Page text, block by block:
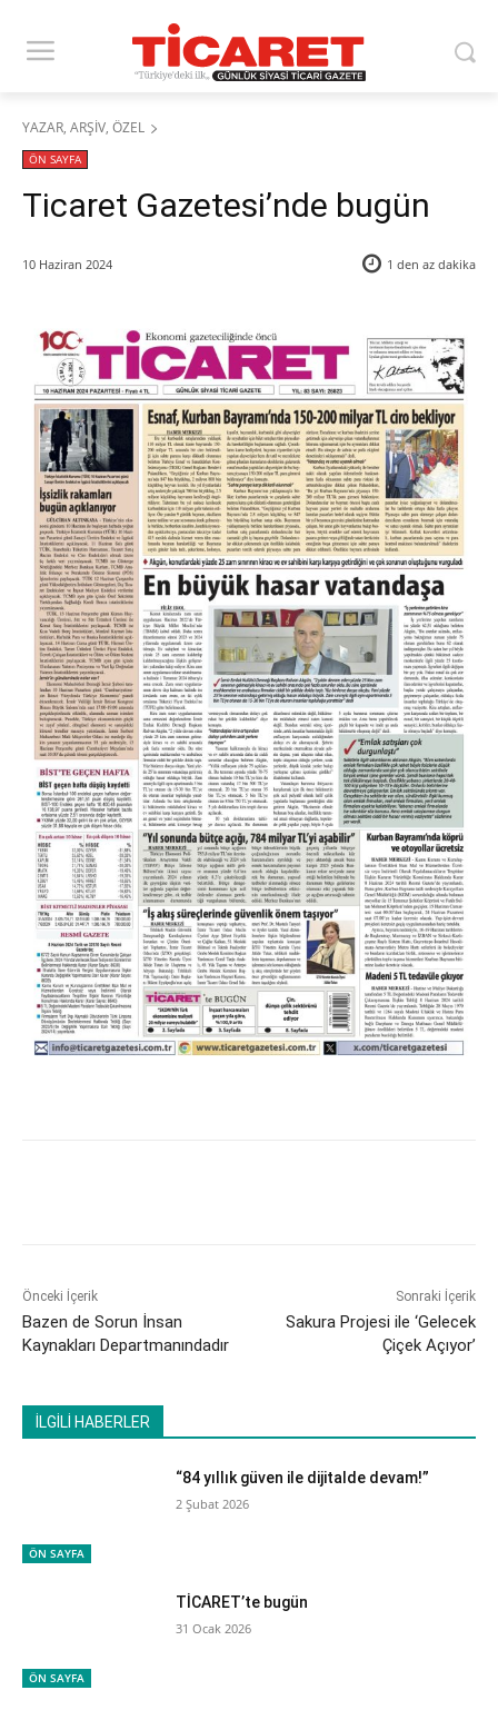
YAZAR, ARŞİV, ÖZEL
ÖN SAYFA
Ticaret Gazetesi’nde bugün
10 Haziran 2024 1 den az dakika
Önceki İçerik
Bazen de Sorun İnsan
Kaynakları Departmanındadır
Sonraki İçerik
Sakura Projesi ile ‘Gelecek
Çiçek Açıyor’
İLGİLİ HABERLER
ÖN SAYFA
“84 yıllık güven ile dijitalde devam!”
2 Şubat 2026
ÖN SAYFA
TİCARET’te bugün
31 Ocak 2026